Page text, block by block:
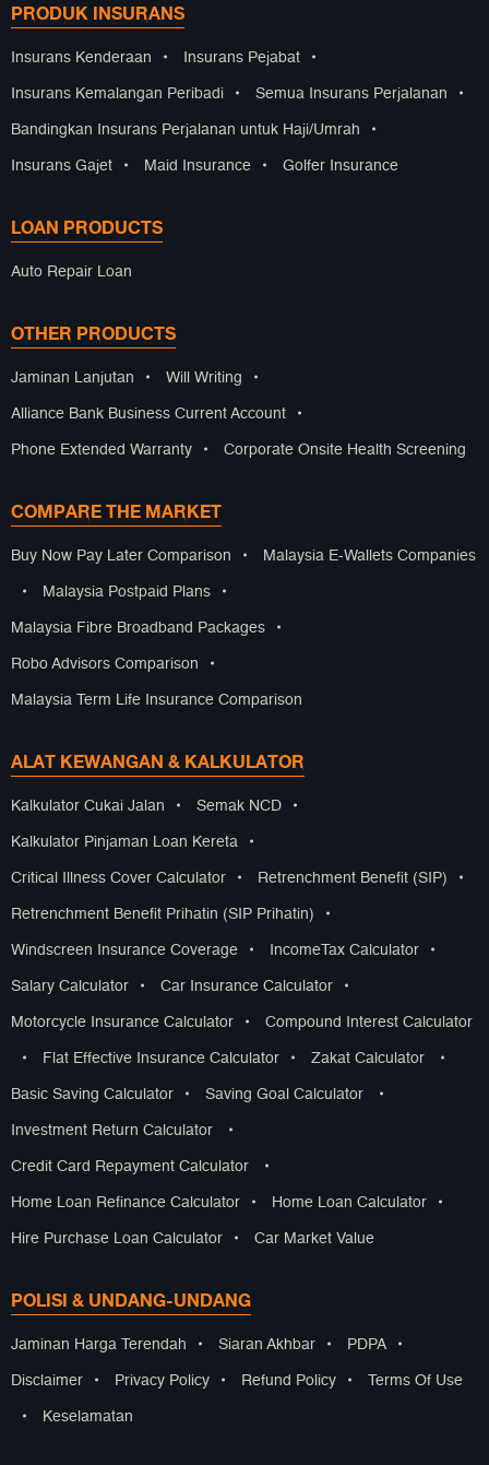
PRODUK INSURANS
Insurans Kenderaan • Insurans Pejabat •
Insurans Kemalangan Peribadi • Semua Insurans Perjalanan •
Bandingkan Insurans Perjalanan untuk Haji/Umrah •
Insurans Gajet • Maid Insurance • Golfer Insurance
LOAN PRODUCTS
Auto Repair Loan
OTHER PRODUCTS
Jaminan Lanjutan • Will Writing •
Alliance Bank Business Current Account •
Phone Extended Warranty • Corporate Onsite Health Screening
COMPARE THE MARKET
Buy Now Pay Later Comparison • Malaysia E-Wallets Companies
• Malaysia Postpaid Plans •
Malaysia Fibre Broadband Packages •
Robo Advisors Comparison •
Malaysia Term Life Insurance Comparison
ALAT KEWANGAN & KALKULATOR
Kalkulator Cukai Jalan • Semak NCD •
Kalkulator Pinjaman Loan Kereta •
Critical Illness Cover Calculator • Retrenchment Benefit (SIP) •
Retrenchment Benefit Prihatin (SIP Prihatin) •
Windscreen Insurance Coverage • IncomeTax Calculator •
Salary Calculator • Car Insurance Calculator •
Motorcycle Insurance Calculator • Compound Interest Calculator
• Flat Effective Insurance Calculator • Zakat Calculator •
Basic Saving Calculator • Saving Goal Calculator •
Investment Return Calculator •
Credit Card Repayment Calculator •
Home Loan Refinance Calculator • Home Loan Calculator •
Hire Purchase Loan Calculator • Car Market Value
POLISI & UNDANG-UNDANG
Jaminan Harga Terendah • Siaran Akhbar • PDPA •
Disclaimer • Privacy Policy • Refund Policy • Terms Of Use
• Keselamatan